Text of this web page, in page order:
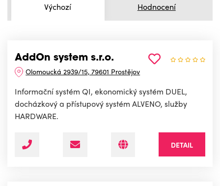
Výchozí Hodnocení
AddOn system s.r.o.
Olomoucká 2939/15, 79601 Prostějov
Informační systém QI, ekonomický systém DUEL,
docházkový a přístupový systém ALVENO, služby
HARDWARE.
DETAIL